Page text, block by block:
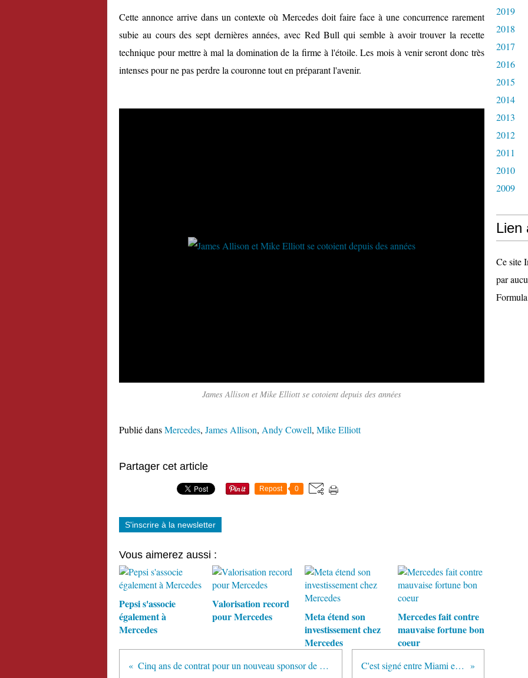
Cette annonce arrive dans un contexte où Mercedes doit faire face à une concurrence rarement
subie au cours des sept dernières années, avec Red Bull qui semble à avoir trouver la recette
technique pour mettre à mal la domination de la firme à l'étoile. Les mois à venir seront donc très
intenses pour ne pas perdre la couronne tout en préparant l'avenir.
James Allison et Mike Elliott se cotoient depuis des années
Publié dansMercedes, James Allison, Andy Cowell, Mike Elliott
Partager cet article
Repost 0
S'inscrire à la newsletter
Vous aimerez aussi :
Pepsi s'associe
également à
Mercedes
Valorisation record
pour Mercedes
Meta étend son
investissement chez
Mercedes
Mercedes fait contre
mauvaise fortune bon
coeur
Cinq ans de contrat pour un nouveau sponsor de Mercedes C'est signé entre Miami et la F1
2019
2018
2017
2016
2015
2014
2013
2012
2011
2010
2009
Lien
Ce site
par